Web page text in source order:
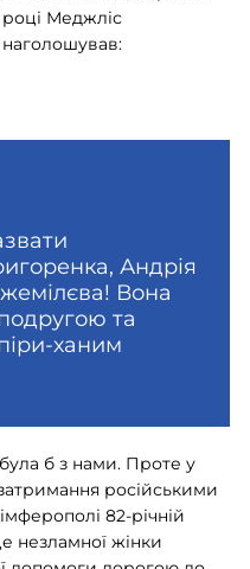
році Меджліс
Андрія
Вона
та
ханим
б з нами. Проте у
російськими
82-річній
незламної жінки